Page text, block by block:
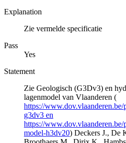
Explanation
Zie vermelde specificatie
Pass
Yes
Statement
Zie Geologisch (G3Dv3) en
lagenmodel van Vlaanderen (
https://
g3dv3 en
https://
model-h3dv20) Deckers J., De